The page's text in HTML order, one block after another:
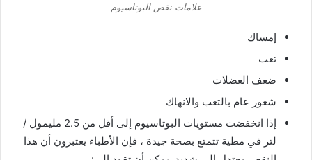
علامات نقص البوتاسيوم
إمساك
تعب
ضعف العضلات
شعور عام بالتعب والانهاك
إذا انخفضت مستويات البوتاسيوم إلى أقل من 2.5 مليمول /
لتر في مطية تتمتع بصحة جيدة ، فإن الأطباء يعتبرون أن هذا